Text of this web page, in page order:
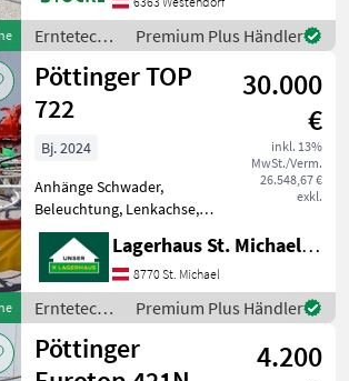
Bereifung 340/55-16, WW-
Gelenkwelle, weiters Zube
Erntetechnik
Grünland /
Pöttinger
Premium Plus Händler
Pöttinger TOP
722
30.000
€
inkl. 13%
MwSt./Verm.
26.548,67 €
exkl.
Bj. 2024
Anhänge Schwader,
Beleuchtung, Lenkachse,
Tandemachse,
Zinkenverlustsicherung
Pöttinger TOP 722
Bereifung 380/55-17
hydraulische
Arbeitsbreitenverstellung
Außenliegende
Lagerhaus St. Michael ob Leoben eGen
8770 St. Michael
Erntetechnik
Grünland /
Pöttinger
Premium Plus Händler
Pöttinger
4.200